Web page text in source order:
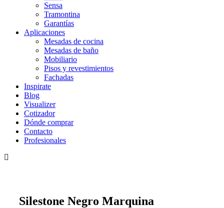
Sensa
Tramontina
Garantías
Aplicaciones
Mesadas de cocina
Mesadas de baño
Mobiliario
Pisos y revestimientos
Fachadas
Inspirate
Blog
Visualizer
Cotizador
Dónde comprar
Contacto
Profesionales
Silestone Negro Marquina